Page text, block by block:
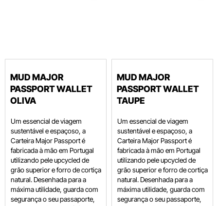
MUD MAJOR
PASSPORT WALLET
OLIVA
Um essencial de viagem
sustentável e espaçoso, a
Carteira Major Passport é
fabricada à mão em Portugal
utilizando pele upcycled de
grão superior e forro de cortiça
natural. Desenhada para a
máxima utilidade, guarda com
segurança o seu passaporte,
MUD MAJOR
PASSPORT WALLET
TAUPE
Um essencial de viagem
sustentável e espaçoso, a
Carteira Major Passport é
fabricada à mão em Portugal
utilizando pele upcycled de
grão superior e forro de cortiça
natural. Desenhada para a
máxima utilidade, guarda com
segurança o seu passaporte,